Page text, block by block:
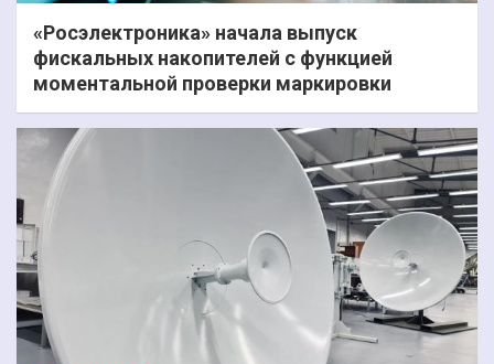
«Росэлектроника» начала выпуск
фискальных накопителей с функцией
моментальной проверки маркировки